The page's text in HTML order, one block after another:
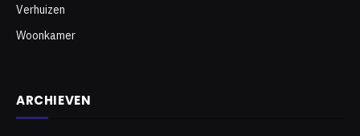
Verhuizen
Woonkamer
ARCHIEVEN